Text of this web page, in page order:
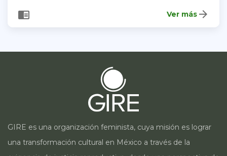
chrome_reader_mode Ver más arrow_forward
GIRE es una organización feminista, cuya misión es lograr
una transformación cultural en México a través de la